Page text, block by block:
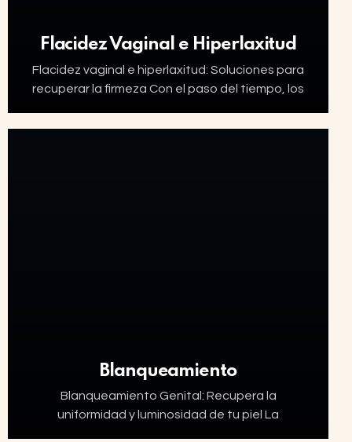
Flacidez Vaginal e Hiperlaxitud
Flacidez vaginal e hiperlaxitud: Soluciones para
recuperar la firmeza Con el paso del tiempo, los
factores genéticos pueden provocar una
Blanqueamiento
Blanqueamiento Genital: Recupera la
uniformidad y luminosidad de tu piel La